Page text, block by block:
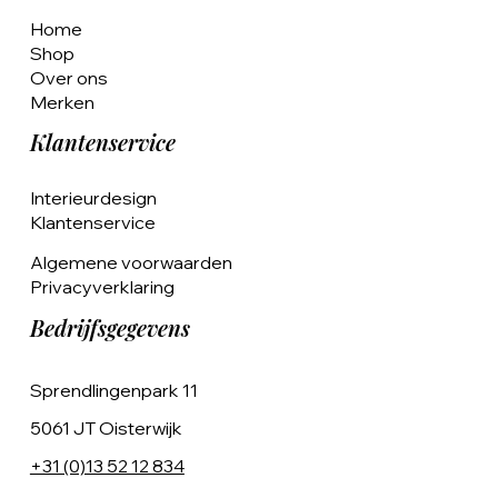
Home
Shop
Over ons
Merken
Klantenservice
Interieurdesign
Klantenservice
Algemene voorwaarden
Privacyverklaring
Bedrijfsgegevens
Sprendlingenpark 11
5061 JT Oisterwijk
+31 (0)13 52 12 834